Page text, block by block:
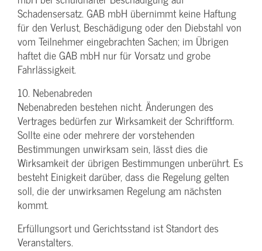
Schadensersatz. GAB mbH übernimmt keine Haftung
für den Verlust, Beschädigung oder den Diebstahl von
vom Teilnehmer eingebrachten Sachen; im Übrigen
haftet die GAB mbH nur für Vorsatz und grobe
Fahrlässigkeit.
10. Nebenabreden
Nebenabreden bestehen nicht. Änderungen des
Vertrages bedürfen zur Wirksamkeit der Schriftform.
Sollte eine oder mehrere der vorstehenden
Bestimmungen unwirksam sein, lässt dies die
Wirksamkeit der übrigen Bestimmungen unberührt. Es
besteht Einigkeit darüber, dass die Regelung gelten
soll, die der unwirksamen Regelung am nächsten
kommt.
Erfüllungsort und Gerichtsstand ist Standort des
Veranstalters.